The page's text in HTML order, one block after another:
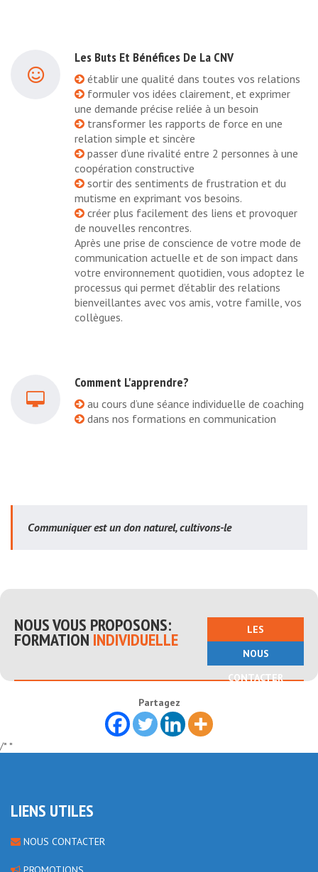
Les Buts Et Bénéfices De La CNV
établir une qualité dans toutes vos relations
formuler vos idées clairement, et exprimer
une demande précise reliée à un besoin
transformer les rapports de force en une
relation simple et sincère
passer d’une rivalité entre 2 personnes à une
coopération constructive
sortir des sentiments de frustration et du
mutisme en exprimant vos besoins.
créer plus facilement des liens et provoquer
de nouvelles rencontres.
Après une prise de conscience de votre mode de
communication actuelle et de son impact dans
votre environnement quotidien, vous adoptez le
processus qui permet d’établir des relations
bienveillantes avec vos amis, votre famille, vos
collègues.
Comment L'apprendre?
au cours d’une séance individuelle de coaching
dans nos formations en communication
Communiquer est un don naturel, cultivons-le
NOUS VOUS PROPOSONS:
FORMATION INDIVIDUELLE
LES
FORMATIONS
NOUS
CONTACTER
Partagez
/* *
LIENS UTILES
NOUS CONTACTER